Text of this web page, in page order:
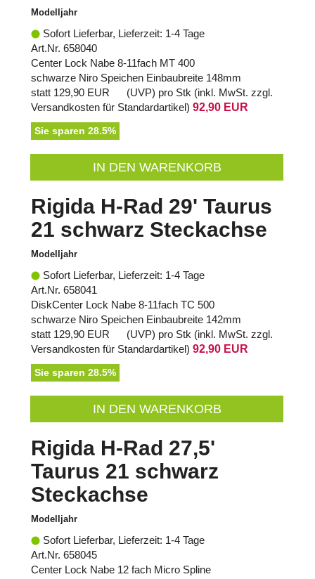
Modelljahr
Sofort Lieferbar, Lieferzeit: 1-4 Tage
Art.Nr. 658040
Center Lock Nabe 8-11fach MT 400
schwarze Niro Speichen Einbaubreite 148mm
statt 129,90 EUR (UVP) pro Stk (inkl. MwSt. zzgl.
Versandkosten für Standardartikel) 92,90 EUR
Sie sparen 28.5%
IN DEN WARENKORB
Rigida H-Rad 29' Taurus
21 schwarz Steckachse
Modelljahr
Sofort Lieferbar, Lieferzeit: 1-4 Tage
Art.Nr. 658041
DiskCenter Lock Nabe 8-11fach TC 500
schwarze Niro Speichen Einbaubreite 142mm
statt 129,90 EUR (UVP) pro Stk (inkl. MwSt. zzgl.
Versandkosten für Standardartikel) 92,90 EUR
Sie sparen 28.5%
IN DEN WARENKORB
Rigida H-Rad 27,5'
Taurus 21 schwarz
Steckachse
Modelljahr
Sofort Lieferbar, Lieferzeit: 1-4 Tage
Art.Nr. 658045
Center Lock Nabe 12 fach Micro Spline